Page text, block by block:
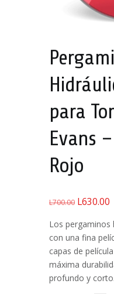
para
Evans
Rojo
L700.00 El
original
era:
L700.00.
L630.00
Los pergaminos
con una fina
capas de
máxima
profundo y corto.